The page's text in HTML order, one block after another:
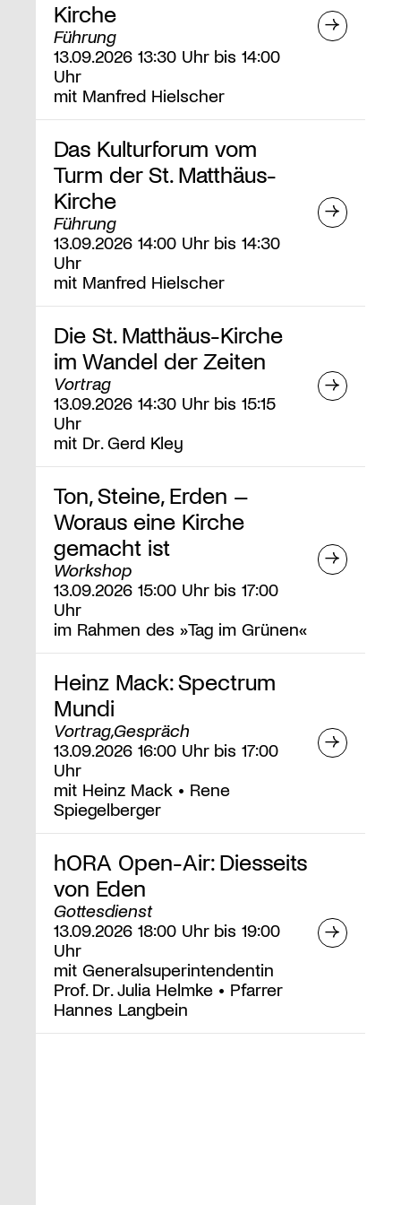
Kirche
Führung
13.09.2026 13:30 Uhr bis 14:00
Uhr
mit Manfred Hielscher
Das Kulturforum vom
Turm der St. Matthäus-
Kirche
Führung
13.09.2026 14:00 Uhr bis 14:30
Uhr
mit Manfred Hielscher
Die St. Matthäus-Kirche
im Wandel der Zeiten
Vortrag
13.09.2026 14:30 Uhr bis 15:15
Uhr
mit Dr. Gerd Kley
Ton, Steine, Erden –
Woraus eine Kirche
gemacht ist
Workshop
13.09.2026 15:00 Uhr bis 17:00
Uhr
im Rahmen des »Tag im Grünen«
Heinz Mack: Spectrum
Mundi
Vortrag,Gespräch
13.09.2026 16:00 Uhr bis 17:00
Uhr
mit Heinz Mack • Rene
Spiegelberger
hORA Open-Air: Diesseits
von Eden
Gottesdienst
13.09.2026 18:00 Uhr bis 19:00
Uhr
mit Generalsuperintendentin
Prof. Dr. Julia Helmke • Pfarrer
Hannes Langbein